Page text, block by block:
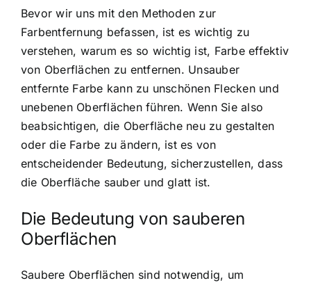
Bevor wir uns mit den Methoden zur
Farbentfernung befassen, ist es wichtig zu
verstehen, warum es so wichtig ist, Farbe effektiv
von Oberflächen zu entfernen. Unsauber
entfernte Farbe kann zu unschönen Flecken und
unebenen Oberflächen führen. Wenn Sie also
beabsichtigen, die Oberfläche neu zu gestalten
oder die Farbe zu ändern, ist es von
entscheidender Bedeutung, sicherzustellen, dass
die Oberfläche sauber und glatt ist.
Die Bedeutung von sauberen
Oberflächen
Saubere Oberflächen sind notwendig, um